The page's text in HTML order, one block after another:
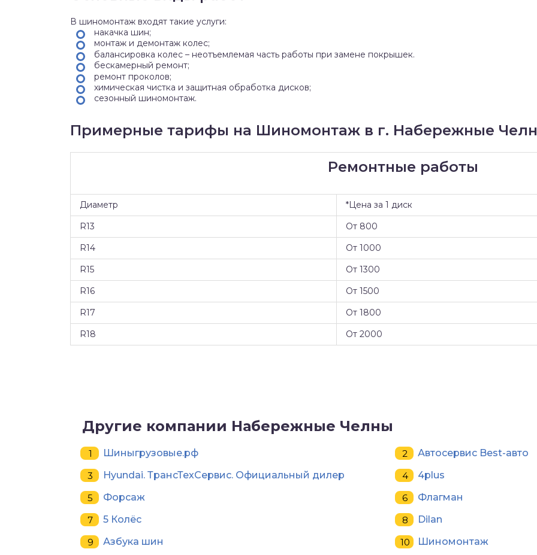
В шиномонтаж входят такие услуги:
накачка шин;
монтаж и демонтаж колес;
балансировка колес – неотъемлемая часть работы при замене покрышек.
бескамерный ремонт;
ремонт проколов;
химическая чистка и защитная обработка дисков;
сезонный шиномонтаж.
Примерные тарифы на Шиномонтаж в г. Набережные
Ремонтные работы
Диаметр
*Цена за 1 диск
R13
От 800
R14
От 1000
R15
От 1300
R16
От 1500
R17
От 1800
R18
От 2000
Другие компании Набережные Челны
Шиныгрузовые.рф
Автосервис Best-авто
Hyundai. ТрансТехСервис. Официальный дилер
4plus
Форсаж
Флагман
5 Колёс
Dilan
Азбука шин
Шиномонтаж